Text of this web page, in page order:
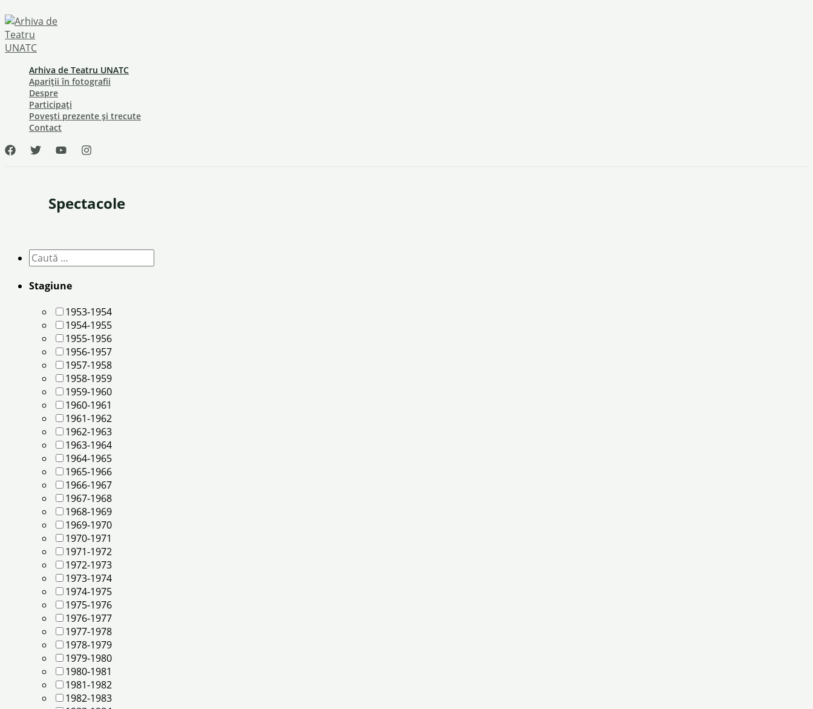
to
content
Arhiva de Teatru UNATC
Apariții în fotografii
Despre
Participați
Povești prezente și trecute
Contact
Spectacole
Stagiune
1953-1954
1954-1955
1955-1956
1956-1957
1957-1958
1958-1959
1959-1960
1960-1961
1961-1962
1962-1963
1963-1964
1964-1965
1965-1966
1966-1967
1967-1968
1968-1969
1969-1970
1970-1971
1971-1972
1972-1973
1973-1974
1974-1975
1975-1976
1976-1977
1977-1978
1978-1979
1979-1980
1980-1981
1981-1982
1982-1983